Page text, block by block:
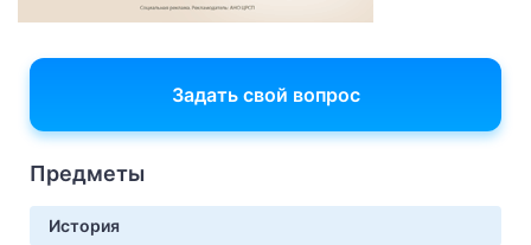
Задать свой вопрос
Предметы
История